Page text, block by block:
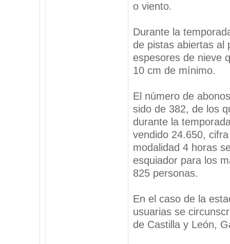
o viento.
Durante la
de pistas abiertas al
espesores de nieve
10 cm de mínimo.
El número de
sido de 382, de los
durante la
vendido 24.650,
modalidad 4 horas
esquiador para los
825 personas.
En el caso de la
usuarias se
de Castilla y León,